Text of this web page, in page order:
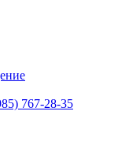
767-28-35